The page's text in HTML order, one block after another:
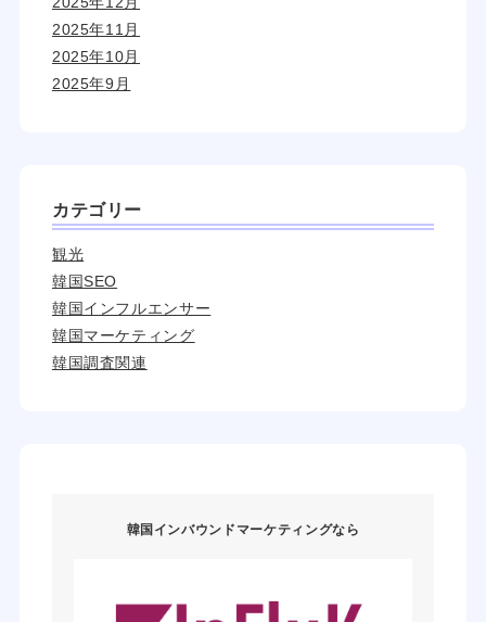
2025年11月
2025年10月
2025年9月
カテゴリー
観光
韓国SEO
韓国インフルエンサー
韓国マーケティング
韓国調査関連
韓国インバウンドマーケティングなら